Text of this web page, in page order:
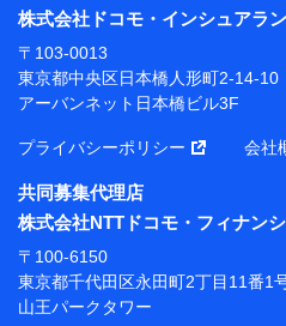
本橋ビル 3F
長 吉村 忠義
※ 当社および株式会社NTTド
ソナルデータ憲章」に定める
※ パーソナルデータダッシュ
管理」の設定状態にかかわら
ります。
※ dポイントクラブ会員では
月11日以降、一度もdポイント
がないお客さまに限る）に関
株式会社ドコモ・インシュアラ
〒103-0013
東京都中央区日本橋人形町2-14-10
アーバンネット日本橋ビル3F
プライバシーポリシー 会社
共同募集代理店
株式会社NTTドコモ・フィナン
〒100-6150
東京都千代田区永田町2丁目11番1
山王パークタワー